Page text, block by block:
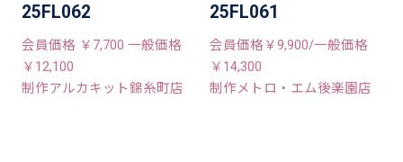
25FL062
会員価格 ￥7,700 一般価格
￥12,100
制作アルカキット錦糸町店
25FL061
会員価格￥9,900/一般価格
￥14,300
制作メトロ・エム後楽園店